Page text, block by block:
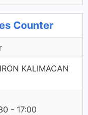
Counter
KALIMACAN
- 17:00